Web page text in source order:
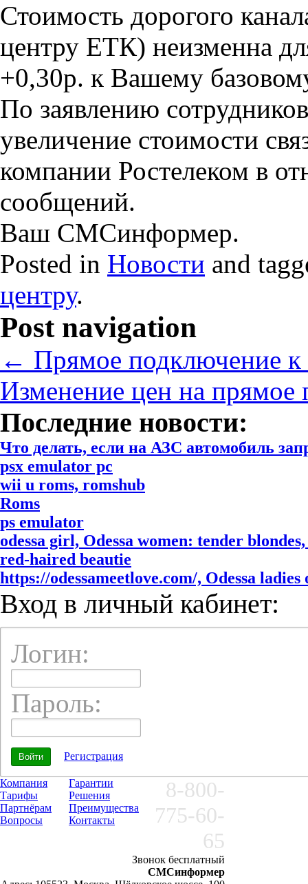
Стоимость дорогого
центру ЕТК) неизменна
+0,30р. к Вашему
По заявлению
увеличение стоимости
компании Ростелеком в
сообщений.
Ваш СМСинформер.
Posted in Новости and
центру.
Post navigation
← Прямое подключение
Изменение цен на
Последние новости:
Что делать, если на АЗС автомобиль
psx emulator pc
wii u roms, romshub
Roms
ps emulator
odessa girl, Odessa women: tender
red-haired beautie
https://odessameetlove.com/, Odessa
Вход в личный кабинет:
Логин:
Пароль:
Регистрация
Компания
Тарифы
Партнёрам
Вопросы
Гарантии
Решения
Преимущества
Контакты
8-800-
775-60-
65
Звонок бесплатный
СМСинформер